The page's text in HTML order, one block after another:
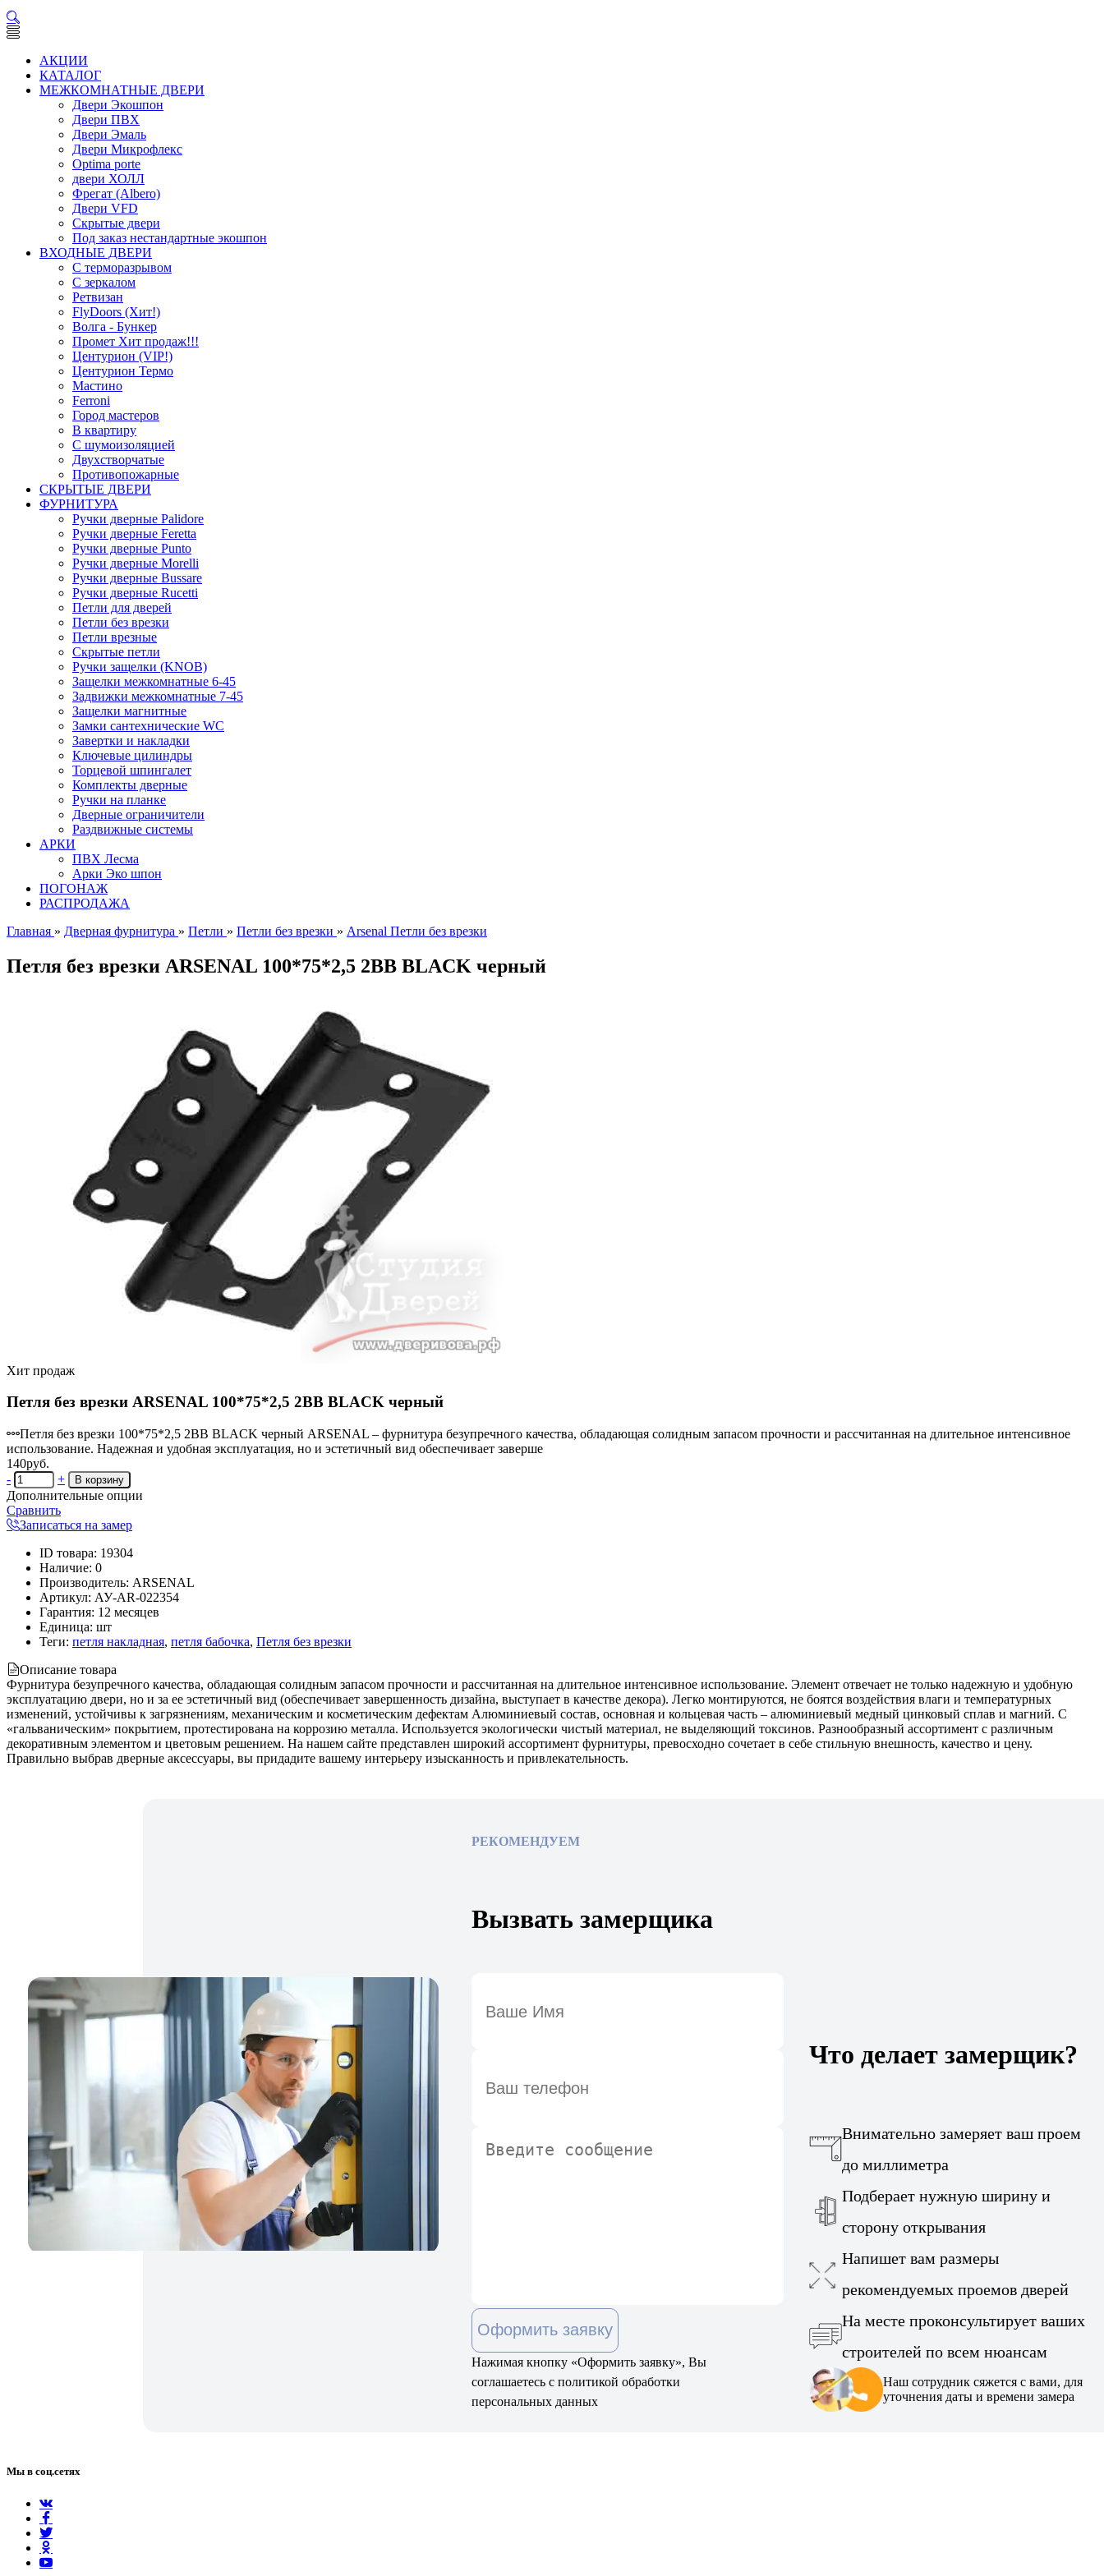
АКЦИИ
КАТАЛОГ
МЕЖКОМНАТНЫЕ ДВЕРИ
Двери Экошпон
Двери ПВХ
Двери Эмаль
Двери Микрофлекс
Optima porte
двери ХОЛЛ
Фрегат (Albero)
Двери VFD
Скрытые двери
Под заказ нестандартные экошпон
ВХОДНЫЕ ДВЕРИ
С терморазрывом
С зеркалом
Ретвизан
FlyDoors (Хит!)
Волга - Бункер
Промет Хит продаж!!!
Центурион (VIP!)
Центурион Термо
Мастино
Ferroni
Город мастеров
В квартиру
С шумоизоляцией
Двухстворчатые
Противопожарные
СКРЫТЫЕ ДВЕРИ
ФУРНИТУРА
Ручки дверные Palidore
Ручки дверные Feretta
Ручки дверные Punto
Ручки дверные Morelli
Ручки дверные Bussare
Ручки дверные Rucetti
Петли для дверей
Петли без врезки
Петли врезные
Скрытые петли
Ручки защелки (KNOB)
Защелки межкомнатные 6-45
Задвижки межкомнатные 7-45
Защелки магнитные
Замки сантехнические WC
Завертки и накладки
Ключевые цилиндры
Торцевой шпингалет
Комплекты дверные
Ручки на планке
Дверные ограничители
Раздвижные системы
АРКИ
ПВХ Лесма
Арки Эко шпон
ПОГОНАЖ
РАСПРОДАЖА
Главная » Дверная фурнитура » Петли » Петли без врезки » Arsenal Петли без врезки
Петля без врезки ARSENAL 100*75*2,5 2BB BLACK черный
Хит продаж
Петля без врезки ARSENAL 100*75*2,5 2BB BLACK черный
Петля без врезки 100*75*2,5 2BB BLACK черный ARSENAL – фурнитура безупречного качества, обладающая солидным запасом прочности и рассчитанная на длительное интенсивное
использование. Надежная и удобная эксплуатация, но и эстетичный вид обеспечивает заверше
140руб.
-
+
Дополнительные опции
Сравнить
Записаться на замер
ID товара: 19304
Наличие: 0
Производитель: ARSENAL
Артикул: АУ-AR-022354
Гарантия: 12 месяцев
Единица: шт
Теги: петля накладная, петля бабочка, Петля без врезки
Описание товара
Фурнитура безупречного качества, обладающая солидным запасом прочности и рассчитанная на длительное интенсивное использование. Элемент отвечает не только надежную и удобную
эксплуатацию двери, но и за ее эстетичный вид (обеспечивает завершенность дизайна, выступает в качестве декора). Легко монтируются, не боятся воздействия влаги и температурных
изменений, устойчивы к загрязнениям, механическим и косметическим дефектам Алюминиевый состав, основная и кольцевая часть – алюминиевый медный цинковый сплав и магний. С
«гальваническим» покрытием, протестирована на коррозию металла. Используется экологически чистый материал, не выделяющий токсинов. Разнообразный ассортимент с различным
декоративным элементом и цветовым решением. На нашем сайте представлен широкий ассортимент фурнитуры, превосходно сочетает в себе стильную внешность, качество и цену.
Правильно выбрав дверные аксессуары, вы придадите вашему интерьеру изысканность и привлекательность.
РЕКОМЕНДУЕМ
Вызвать замерщика
Оформить заявку
Нажимая кнопку «Оформить заявку», Вы
соглашаетесь с политикой обработки
персональных данных
Что делает замерщик?
Внимательно замеряет ваш проем
до миллиметра
Подберает нужную ширину и
сторону открывания
Напишет вам размеры
рекомендуемых проемов дверей
На месте проконсультирует ваших
строителей по всем нюансам
Наш сотрудник сяжется с вами, для
уточнения даты и времени замера
Мы в соц.сетях